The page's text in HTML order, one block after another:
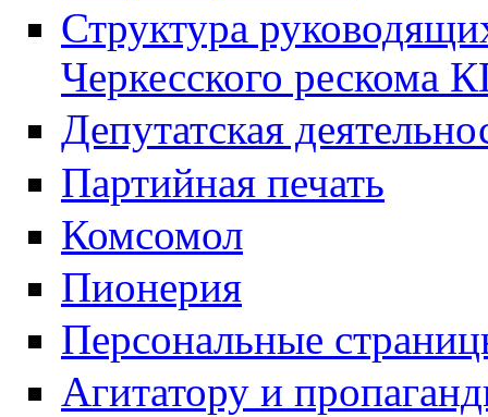
Структура
Черкесского рескома
Депутатская
Партийная печать
Комсомол
Пионерия
Персональные
Агитатору и